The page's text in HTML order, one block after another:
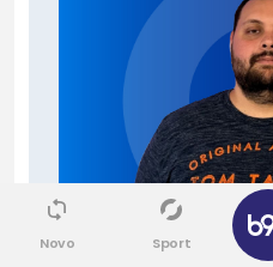
Novo Sport